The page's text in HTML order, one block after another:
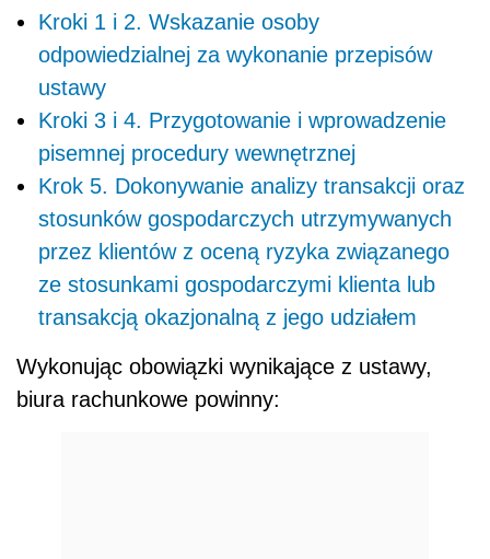
Kroki 1 i 2. Wskazanie osoby
odpowiedzialnej za wykonanie przepisów
ustawy
Kroki 3 i 4. Przygotowanie i wprowadzenie
pisemnej procedury wewnętrznej
Krok 5. Dokonywanie analizy transakcji oraz
stosunków gospodarczych utrzymywanych
przez klientów z oceną ryzyka związanego
ze stosunkami gospodarczymi klienta lub
transakcją okazjonalną z jego udziałem
Wykonując obowiązki wynikające z ustawy,
biura rachunkowe powinny: